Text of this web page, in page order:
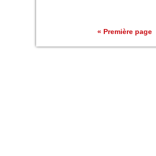
« Première page